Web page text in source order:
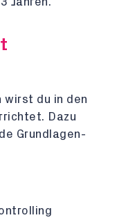
wirst du in den
Dazu
Grundlagen-